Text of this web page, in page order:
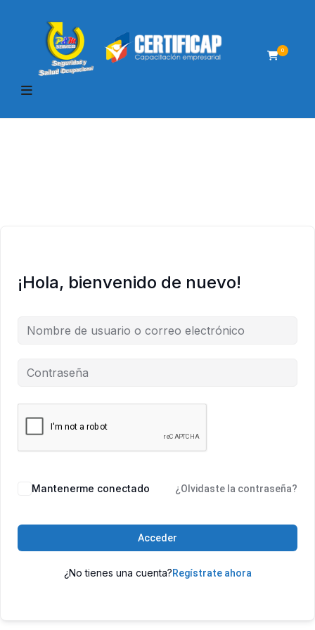
0
¡Hola, bienvenido de nuevo!
Mantenerme conectado ¿Olvidaste la contraseña?
Acceder
¿No tienes una cuenta?Regístrate ahora